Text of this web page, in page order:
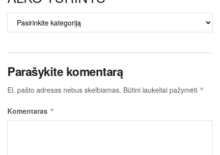
ALKO
TURINYS
Parašykite komentarą
El. pašto adresas nebus skelbiamas. Būtini laukeliai pažymėti *
Komentaras *